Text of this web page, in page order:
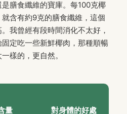
膳食纖維的寶庫。每100克椰
含有約9克的膳食纖維，這個
我曾經有段時間消化不太好，
定吃一些新鮮椰肉，那種順暢
樣的，更自然。
量 對身體的好處